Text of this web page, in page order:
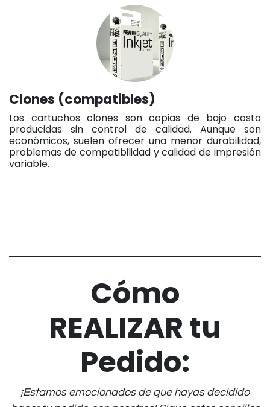
Clones (compatibles)
Los cartuchos clones son copias de bajo costo
producidas sin control de calidad. Aunque son
económicos, suelen ofrecer una menor durabilidad,
problemas de compatibilidad y calidad de impresión
variable.
Cómo
REALIZAR tu
Pedido:
¡Estamos emocionados de que hayas decidido